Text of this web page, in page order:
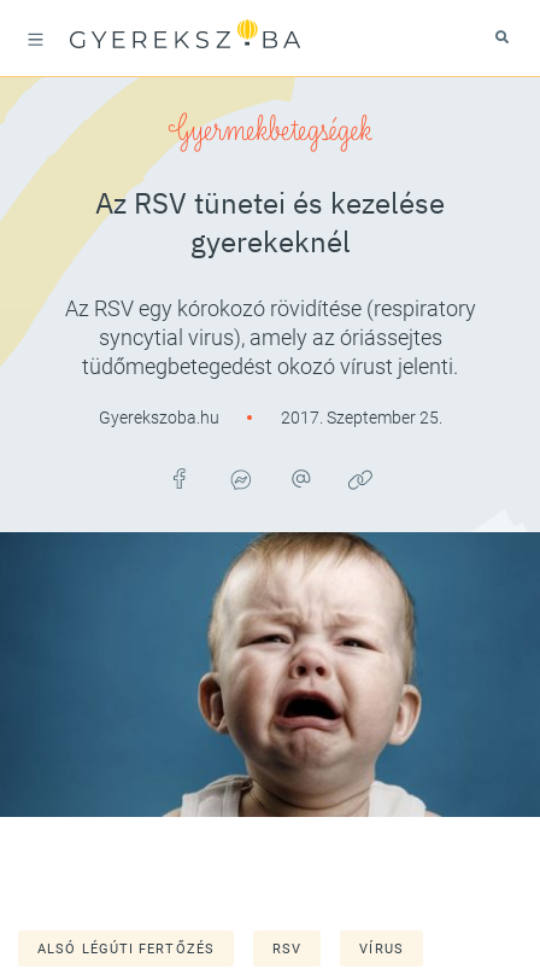
Gyermekbetegségek
Az RSV tünetei és kezelése
gyerekeknél
Az RSV egy kórokozó rövidítése (respiratory
syncytial virus), amely az óriássejtes
tüdőmegbetegedést okozó vírust jelenti.
Gyerekszoba.hu 2017. Szeptember 25.
ALSÓ LÉGÚTI FERTŐZÉS RSV VÍRUS